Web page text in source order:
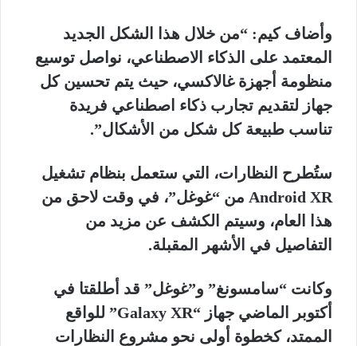
وأضاف كيم: “من خلال هذا الشكل الجديد
المعتمد على الذكاء الاصطناعي، نواصل توسيع
منظومة أجهزة غالاكسي، حيث يتم تحسين كل
جهاز لتقديم تجارب ذكاء اصطناعي فريدة
تناسب طبيعة كل شكل من الأشكال”.
ستُطرح النظارات، التي ستعمل بنظام تشغيل
Android XR من “غوغل”، في وقت لاحق من
هذا العام، وسيتم الكشف عن مزيد من
التفاصيل في الأشهر المقبلة.
وكانت “سامسونغ” و”غوغل” قد أطلقتا في
أكتوبر الماضي جهاز “Galaxy XR” للواقع
الممتد، كخطوة أولى نحو مشروع النظارات